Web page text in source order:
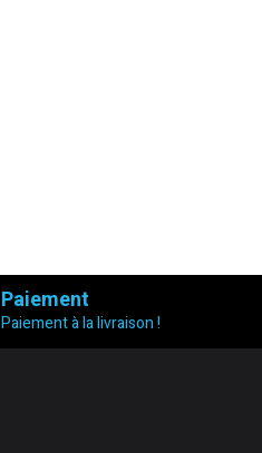
Paiement
Paiement à la livraison !